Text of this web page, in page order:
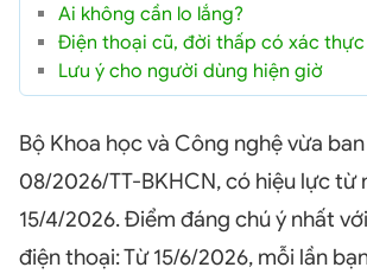
Ai không cần lo lắng?
Điện thoại cũ, đời thấp có xác
Lưu ý cho người dùng hiện giờ
Bộ Khoa học và Công nghệ vừa
08/2026/TT-BKHCN, có hiệu lực từ
15/4/2026. Điểm đáng chú ý nhất
điện thoại: Từ 15/6/2026, mỗi lần